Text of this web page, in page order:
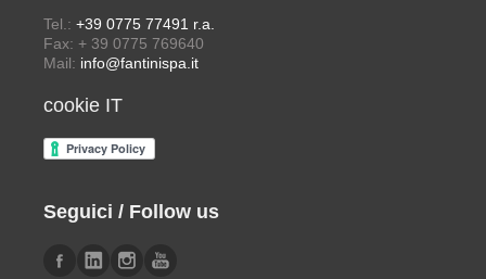
Tel.: +39 0775 77491 r.a.
Fax: + 39 0775 769640
Mail: info@fantinispa.it
cookie IT
Seguici / Follow us